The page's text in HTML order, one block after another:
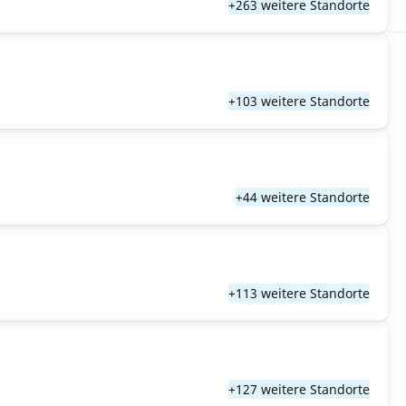
+263 weitere Standorte
+103 weitere Standorte
+44 weitere Standorte
+113 weitere Standorte
+127 weitere Standorte